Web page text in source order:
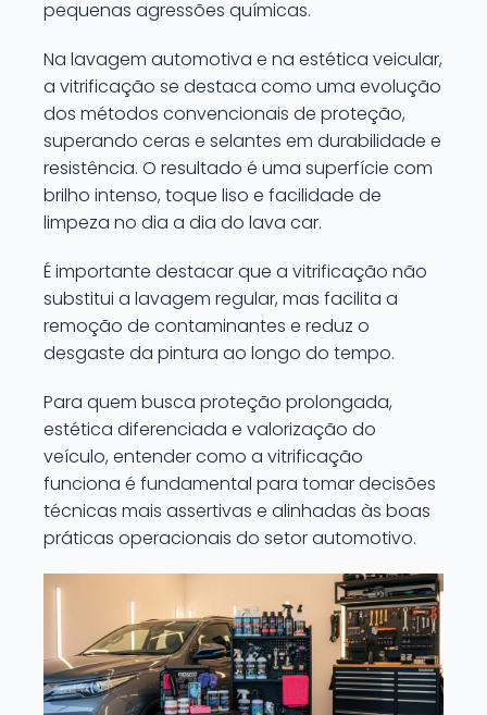
pequenas agressões químicas.
Na lavagem automotiva e na estética veicular,
a vitrificação se destaca como uma evolução
dos métodos convencionais de proteção,
superando ceras e selantes em durabilidade e
resistência. O resultado é uma superfície com
brilho intenso, toque liso e facilidade de
limpeza no dia a dia do lava car.
É importante destacar que a vitrificação não
substitui a lavagem regular, mas facilita a
remoção de contaminantes e reduz o
desgaste da pintura ao longo do tempo.
Para quem busca proteção prolongada,
estética diferenciada e valorização do
veículo, entender como a vitrificação
funciona é fundamental para tomar decisões
técnicas mais assertivas e alinhadas às boas
práticas operacionais do setor automotivo.